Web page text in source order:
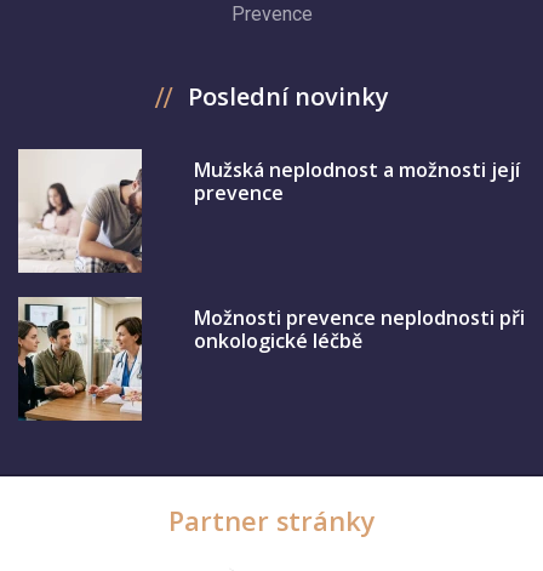
Prevence
Poslední novinky
Mužská neplodnost a možnosti její
prevence
Možnosti prevence neplodnosti při
onkologické léčbě
Partner stránky